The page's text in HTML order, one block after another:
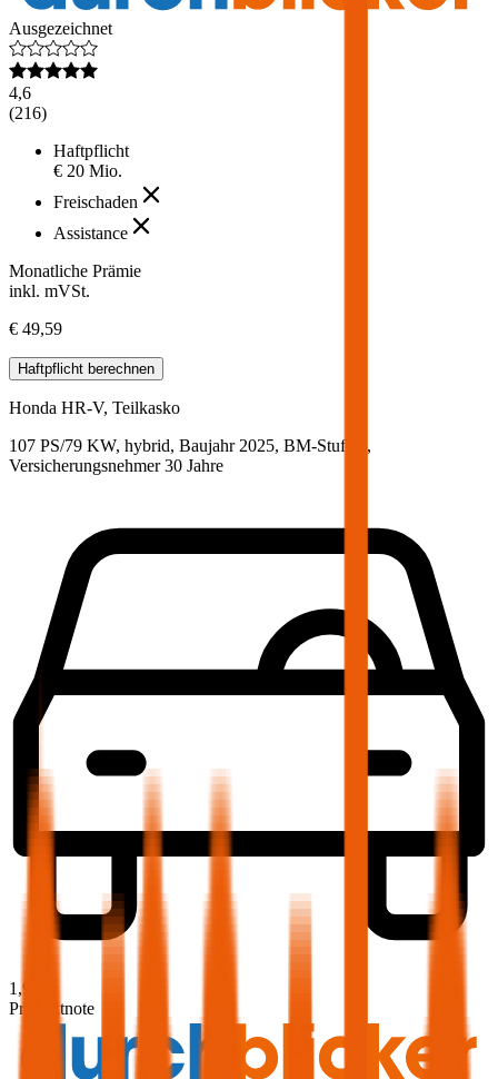
Ausgezeichnet
4,6
(216)
Haftpflicht
€ 20 Mio.
Freischaden
Assistance
Monatliche Prämie
inkl. mVSt.
€ 49,59
Haftpflicht berechnen
Honda HR-V, Teilkasko
107 PS/79 KW, hybrid, Baujahr 2025, BM-Stufe
,
Versicherungsnehmer 30 Jahre
1,9
Produktnote